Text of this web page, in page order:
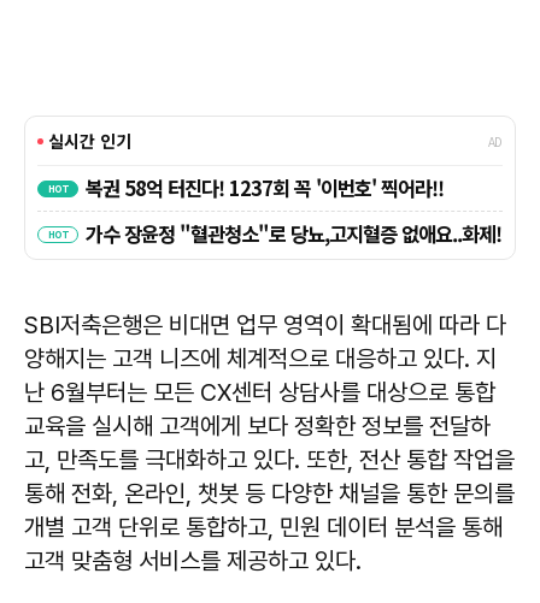
SBI저축은행은 비대면 업무 영역이 확대됨에 따라 다
양해지는 고객 니즈에 체계적으로 대응하고 있다. 지
난 6월부터는 모든 CX센터 상담사를 대상으로 통합
교육을 실시해 고객에게 보다 정확한 정보를 전달하
고, 만족도를 극대화하고 있다. 또한, 전산 통합 작업을
통해 전화, 온라인, 챗봇 등 다양한 채널을 통한 문의를
개별 고객 단위로 통합하고, 민원 데이터 분석을 통해
고객 맞춤형 서비스를 제공하고 있다.